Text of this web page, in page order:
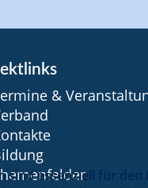
&
sind essenziell für